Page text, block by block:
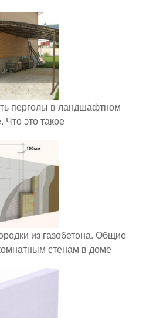
перголы в ландшафтном
Что это такое
из газобетона. Общие
стенам в доме